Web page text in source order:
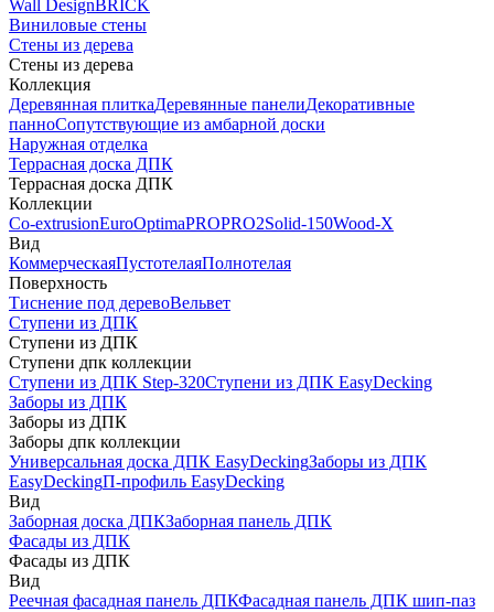
Wall DesignBRICK
Виниловые стены
Стены из дерева
Стены из дерева
Коллекция
Деревянная плиткаДеревянные панелиДекоративные
панноСопутствующие из амбарной доски
Наружная отделка
Террасная доска ДПК
Террасная доска ДПК
Коллекции
Co-extrusionEuroOptimaPROPRO2Solid-150Wood-X
Вид
КоммерческаяПустотелаяПолнотелая
Поверхность
Тиснение под деревоВельвет
Ступени из ДПК
Ступени из ДПК
Ступени дпк коллекции
Ступени из ДПК Step-320Ступени из ДПК EasyDecking
Заборы из ДПК
Заборы из ДПК
Заборы дпк коллекции
Универсальная доска ДПК EasyDeckingЗаборы из ДПК
EasyDeckingП-профиль EasyDecking
Вид
Заборная доска ДПКЗаборная панель ДПК
Фасады из ДПК
Фасады из ДПК
Вид
Реечная фасадная панель ДПКФасадная панель ДПК шип-паз